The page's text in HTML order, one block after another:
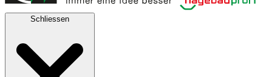
Schliessen